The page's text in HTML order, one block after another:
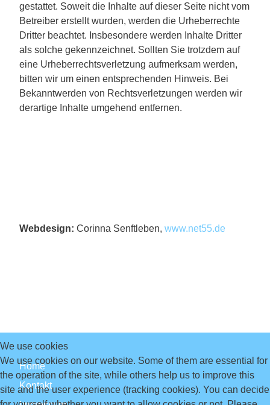
gestattet. Soweit die Inhalte auf dieser Seite nicht vom
Betreiber erstellt wurden, werden die Urheberrechte
Dritter beachtet. Insbesondere werden Inhalte Dritter
als solche gekennzeichnet. Sollten Sie trotzdem auf
eine Urheberrechtsverletzung aufmerksam werden,
bitten wir um einen entsprechenden Hinweis. Bei
Bekanntwerden von Rechtsverletzungen werden wir
derartige Inhalte umgehend entfernen.
Webdesign: Corinna Senftleben, www.net55.de
Home
Kontakt
We use cookies
We use cookies on our website. Some of them are essential for
the operation of the site, while others help us to improve this
site and the user experience (tracking cookies). You can decide